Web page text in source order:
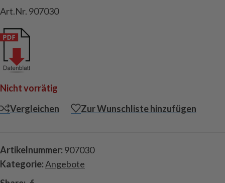
Art.Nr. 907030
Nicht vorrätig
Vergleichen
Zur Wunschliste hinzufügen
Artikelnummer: 907030
Kategorie:Angebote